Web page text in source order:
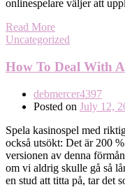
onlinespelare väljer att
Read More
Uncategorized
How To Deal With
debmercer4397
Posted on July 12,
Spela kasinospel med
också utsökt: Det är 200
versionen av denna
om vi aldrig skulle gå så
en stud att titta på, tar det